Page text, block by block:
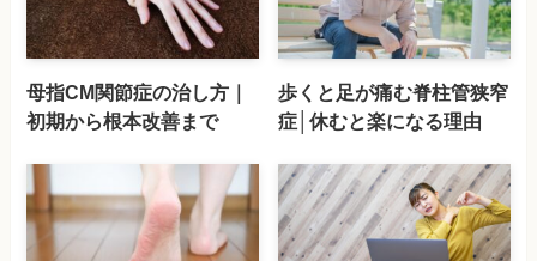
母指CM関節症の治し方｜
初期から根本改善まで
歩くと足が痛む脊柱管狭窄
症│休むと楽になる理由